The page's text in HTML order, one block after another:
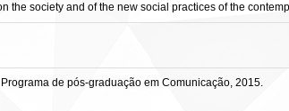
the society and of the new social practices of the
de pós-graduação em Comunicação, 2015.